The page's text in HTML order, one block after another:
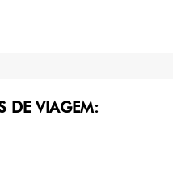
DE VIAGEM: